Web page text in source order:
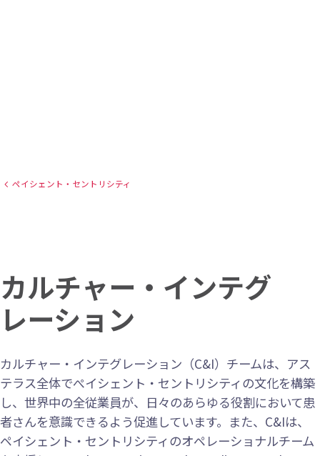
ペイシェント・セントリシティ​
カルチャー・インテグ
レーション
カルチャー・インテグレーション（C&I）チームは、アス
テラス全体でぺイシェント・セントリシティの文化を構築
し、世界中の全従業員が、日々のあらゆる役割において患
者さんを意識できるよう促進しています。また、C&Iは、
ペイシェント・セントリシティのオペレーショナルチーム